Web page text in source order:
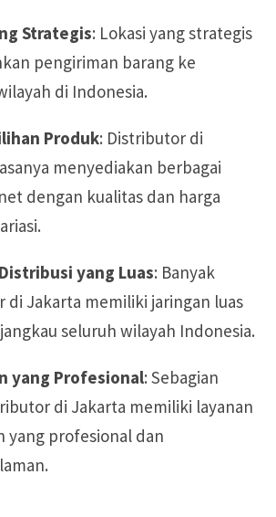
Strategis: Lokasi yang strategis
pengiriman barang ke
di Indonesia.
Produk: Distributor di
menyediakan berbagai
dengan kualitas dan harga
yang Luas: Banyak
di Jakarta memiliki jaringan luas
seluruh wilayah Indonesia.
yang Profesional: Sebagian
di Jakarta memiliki layanan
yang profesional dan